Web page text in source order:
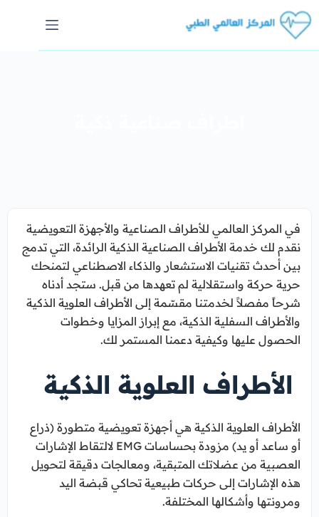
في المركز العالمي للأطراف الصناعية والأجهزة التعويضية
نقدم لك خدمة الأطراف الصناعية الذكية الرائدة، التي تدمج
بين أحدث تقنيات الاستشعار والذكاء الاصطناعي لتمنحك
حرية حركة واستقلالية لم تعهدها من قبل. ستجد أدناه
شرحاً مفصلاً لخدمتنا مقسّمة إلى الأطراف العلوية الذكية
والأطراف السفلية الذكية، مع إبراز المزايا وخطوات
الحصول عليها وكيفية دعمنا المستمر لك.
الأطراف العلوية الذكية
الأطراف العلوية الذكية هي أجهزة تعويضية متطورة (ذراع
أو ساعد أو يد) مزودة بحساسات EMG لالتقاط الإشارات
العصبية من عضلاتك المتبقية، ومعالجات دقيقة لتحويل
هذه الإشارات إلى حركات طبيعية تحاكي قبضة اليد
ومرونتها وأشكالها المختلفة.